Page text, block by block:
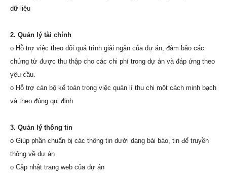
dữ liệu
2. Quản lý tài chính
o Hỗ trợ việc theo dõi quá trình giải ngân của dự án, đảm bảo các
chứng từ được thu thập cho các chi phí trong dự án và đáp ứng theo
yêu cầu.
o Hỗ trợ cán bộ kế toán trong việc quản lí thu chi một cách minh bạch
và theo đúng qui định
3. Quản lý thông tin
o Giúp phần chuẩn bị các thông tin dưới dạng bài báo, tin để truyền
thông về dự án
o Cập nhật trang web của dự án